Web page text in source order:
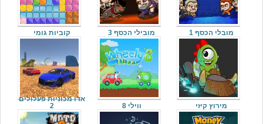
מובלי הכסף 1 מובילי הכסף 3 קוביות גומי
מירוץ קיזי ווילי 8
אדו מכוניות פעלולים
2